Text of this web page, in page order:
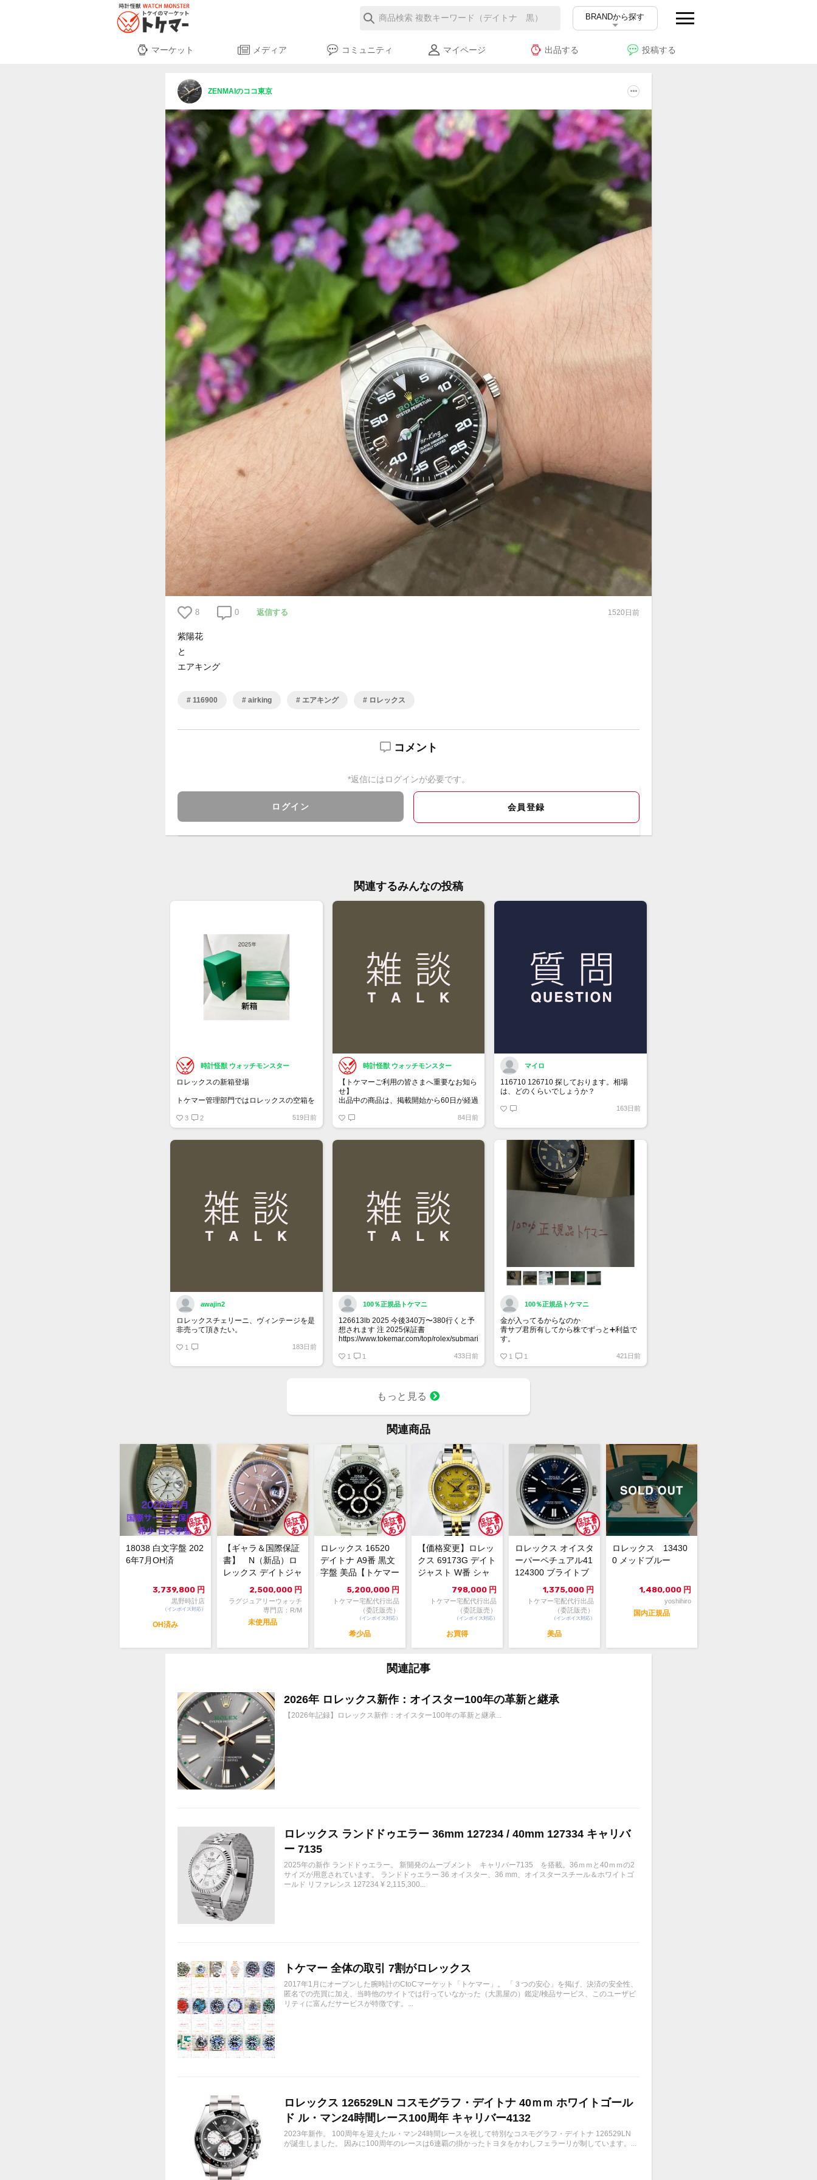
BRANDから探す
マーケット メディア コミュニティ マイページ 出品する 投稿する
ZENMAIのココ東京
8 0 返信する 1520日前
紫陽花
と
エアキング
116900 airking エアキング ロレックス
コメント
*返信にはログインが必要です。
ログイン 会員登録
関連するみんなの投稿
時計怪獣 ウォッチモンスター
ロレックスの新箱登場
トケマー管理部門ではロレックスの空箱を
・旧デザイン Mサイズ 2.5万円 / Sサイズ
2.25
3 2 519日前
時計怪獣 ウォッチモンスター
【トケマーご利用の皆さまへ重要なお知ら
せ】
出品中の商品は、掲載開始から60日が経過
す。
トップページでお気に入り登録ができるよ
84日前
マイロ
116710 126710 探しております。相場
は、どのくらいでしょうか？
163日前
awajin2
ロレックスチェリーニ、ヴィンテージを是
非売って頂きたい。
1 183日前
100％正規品トケマニ
126613lb 2025 今後340万〜380行くと予
想されます 注 2025保証書
https://www.tokemar.com/top/rolex/submariner/166613lb-
マジ上がる予想しかない
1 1 433日前
100％正規品トケマニ
金が入ってるからなのか
青サブ君所有してから株でずっと➕利益で
す。
銘柄番号7932 ニッピ
10000株→6330万円
1 1 421日前
もっと見る
関連商品
18038 白文字盤 202
6年7月OH済
3,739,800 円
黒野時計店
（インボイス対応）
OH済み
【ギャラ＆国際保証
書】 N（新品）ロ
レックス デイトジャ
スト126231 36m...
2,500,000 円
ラグジュアリーウォッチ
専門店：R/M
未使用品
ロレックス 16520
デイトナ A9番 黒文
字盤 美品【トケマー
宅配出品（委託販...
5,200,000 円
トケマー宅配代行出品
（委託販売）
（インボイス対応）
希少品
【価格変更】ロレッ
クス 69173G デイト
ジャスト W番 シャ
ンパンゴールド 中...
798,000 円
トケマー宅配代行出品
（委託販売）
（インボイス対応）
お買得
ロレックス オイスタ
ーパーペチュアル41
124300 ブライトブ
1,375,000 円
トケマー宅配代行出品
（委託販売）
（インボイス対応）
美品
ロレックス 13430
0 メッドブルー
1,480,000 円
yoshihiro
国内正規品
関連記事
2026年 ロレックス新作：オイスター100年の革新と継承
【2026年記録】ロレックス新作：オイスター100年の革新と継承...
ロレックス ランドドゥエラー 36mm 127234 / 40mm 127334 キャリバ
ー 7135
2025年の新作 ランドドゥエラー。 新開発のムーブメント キャリバー7135 を搭載。36ｍｍと40ｍｍの2
サイズが用意されています。 ランドドゥエラー 36 オイスター、36 mm、オイスタースチール＆ホワイトゴ
ールド リファレンス 127234 ¥ 2,115,300...
トケマー 全体の取引 7割がロレックス
2017年1月にオープンした腕時計のCtoCマーケット「トケマー」。 「３つの安心」を掲げ、決済の安全性、
匿名での売買に加え、当時他のサイトでは行っていなかった（大黒屋の）鑑定/検品サービス、このユーザビ
リティに富んだサービスが特徴です。...
ロレックス 126529LN コスモグラフ・デイトナ 40ｍｍ ホワイトゴール
ド ル・マン24時間レース100周年 キャリバー4132
2023年新作。 100周年を迎えたル・マン24時間レースを祝して特別なコスモグラフ・デイトナ 126529LN
が誕生しました。 因みに100周年のレースは6連覇の掛かったトヨタをかわしフェラーリが制しています。...